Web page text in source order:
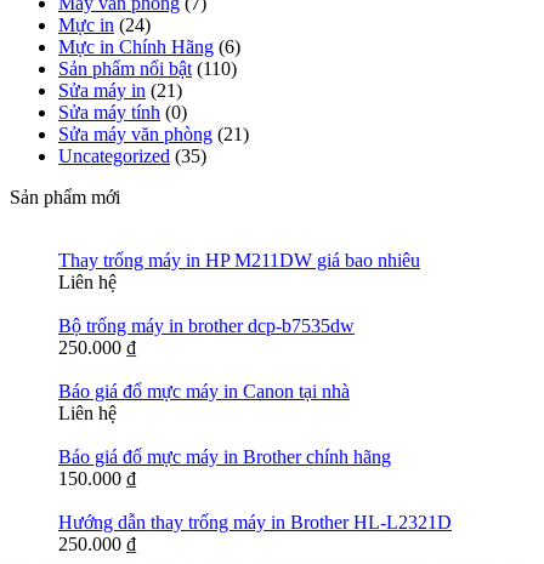
Mực in (24)
Mực in Chính Hãng (6)
Sản phẩm nổi bật (110)
Sửa máy in (21)
Sửa máy tính (0)
Sửa máy văn phòng (21)
Uncategorized (35)
Sản phẩm mới
Thay trống máy in HP M211DW giá bao nhiêu
Liên hệ
Bộ trống máy in brother dcp-b7535dw
250.000 ₫
Báo giá đổ mực máy in Canon tại nhà
Liên hệ
Báo giá đổ mực máy in Brother chính hãng
150.000 ₫
Hướng dẫn thay trống máy in Brother HL-L2321D
250.000 ₫